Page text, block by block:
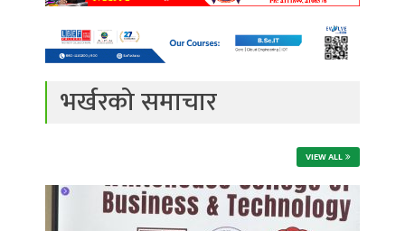
भर्खरको समाचार
VIEW ALL